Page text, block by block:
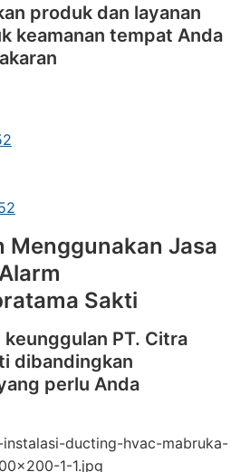
produk dan layanan
keamanan tempat Anda
Menggunakan Jasa
Sakti
PT. Citra
dibandingkan
perlu Anda